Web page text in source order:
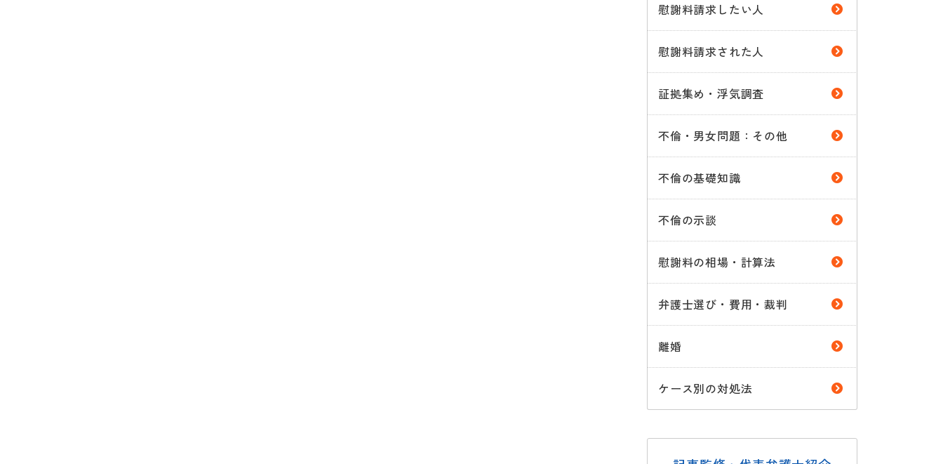
慰謝料請求したい人
慰謝料請求された人
証拠集め・浮気調査
不倫・男女問題：その他
不倫の基礎知識
不倫の示談
慰謝料の相場・計算法
弁護士選び・費用・裁判
離婚
ケース別の対処法